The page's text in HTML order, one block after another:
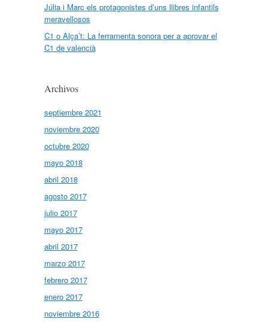
Júlia i Marc els protagonistes d’uns llibres infantils
meravellosos
C1 o Alça’t: La ferramenta sonora per a aprovar el
C1 de valencià
Archivos
septiembre 2021
noviembre 2020
octubre 2020
mayo 2018
abril 2018
agosto 2017
julio 2017
mayo 2017
abril 2017
marzo 2017
febrero 2017
enero 2017
noviembre 2016